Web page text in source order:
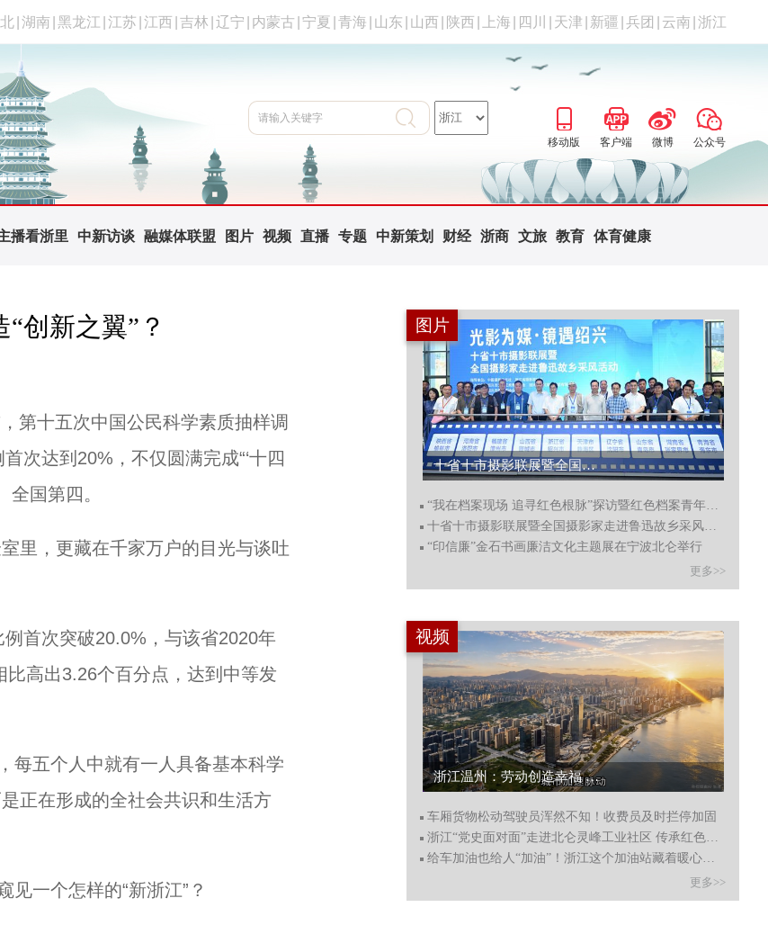
湖南 黑龙江 江苏 江西 吉林 辽宁 内蒙古 宁夏 青海 山东 山西 陕西 上海 四川 天津 新疆 兵团 云南 浙江
移动版 客户端 微博 公众号
播看浙里 中新访谈 融媒体联盟 图片 视频 直播 专题 中新策划 财经 浙商 文旅 教育 体育健康
创新之翼”？
十五次中国公民科学素质抽样调
次达到20%，不仅圆满完成“‘十四
全国第四。
，更藏在千家万户的目光与谈吐
首次突破20.0%，与该省2020年
高出3.26个百分点，达到中等发
五个人中就有一人具备基本科学
正在形成的全社会共识和生活方
一个怎样的“新浙江”？
图片
“我在档案现场 追寻红色根脉”探访暨红色档案青年宣讲启动... 十省十市摄影联展暨全国摄影家走进鲁迅故乡采风绍兴启动...
“我在档案现场 追寻红色根脉”探访暨红色档案青年宣讲启动
十省十市摄影联展暨全国摄影家走进鲁迅故乡采风绍兴启动
“印信廉”金石书画廉洁文化主题展在宁波北仑举行
更多>>
视频
以奔赴，诠释守护！... 浙江温州：劳动创造幸福 向城市守护者致敬...
车厢货物松动驾驶员浑然不知！收费员及时拦停加固
浙江“党史面对面”走进北仑灵峰工业社区 传承红色精神
给车加油也给人“加油”！浙江这个加油站藏着暖心智能食
更多>>